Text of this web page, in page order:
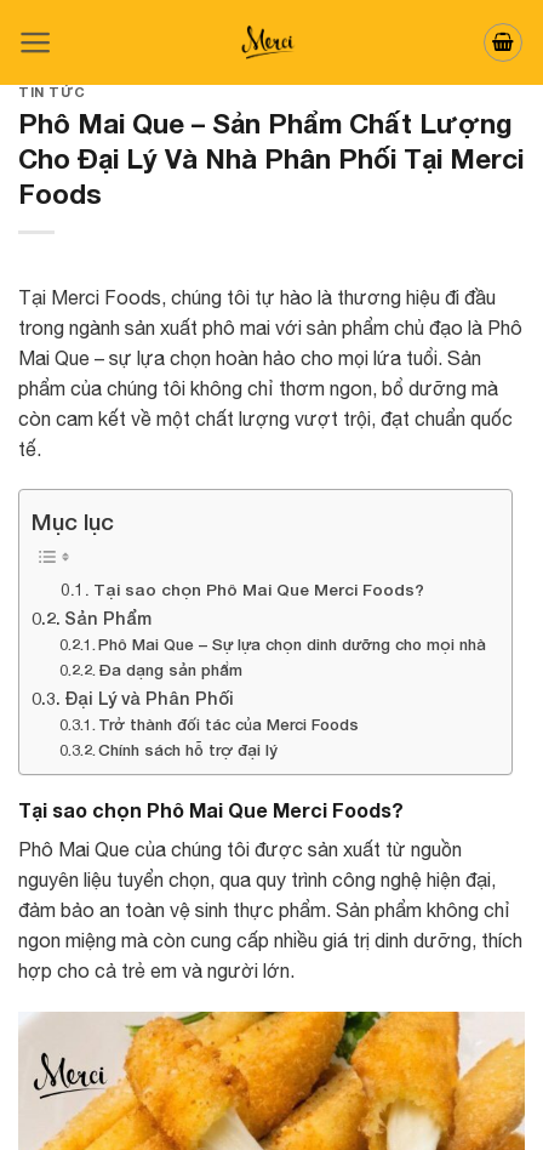
TIN TỨC
Phô Mai Que – Sản Phẩm Chất Lượng
Cho Đại Lý Và Nhà Phân Phối Tại Merci
Foods
Tại Merci Foods, chúng tôi tự hào là thương hiệu đi đầu
trong ngành sản xuất phô mai với sản phẩm chủ đạo là Phô
Mai Que – sự lựa chọn hoàn hảo cho mọi lứa tuổi. Sản
phẩm của chúng tôi không chỉ thơm ngon, bổ dưỡng mà
còn cam kết về một chất lượng vượt trội, đạt chuẩn quốc
tế.
Mục lục
Tại sao chọn Phô Mai Que Merci Foods?
Sản Phẩm
Phô Mai Que – Sự lựa chọn dinh dưỡng cho mọi nhà
Đa dạng sản phẩm
Đại Lý và Phân Phối
Trở thành đối tác của Merci Foods
Chính sách hỗ trợ đại lý
Tại sao chọn Phô Mai Que Merci Foods?
Phô Mai Que của chúng tôi được sản xuất từ nguồn
nguyên liệu tuyển chọn, qua quy trình công nghệ hiện đại,
đảm bảo an toàn vệ sinh thực phẩm. Sản phẩm không chỉ
ngon miệng mà còn cung cấp nhiều giá trị dinh dưỡng, thích
hợp cho cả trẻ em và người lớn.